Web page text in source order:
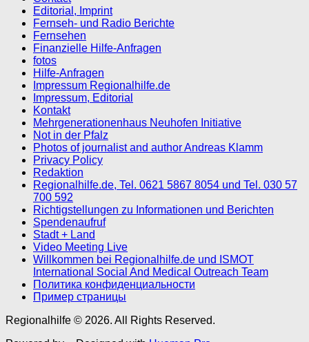
Editorial, Imprint
Fernseh- und Radio Berichte
Fernsehen
Finanzielle Hilfe-Anfragen
fotos
Hilfe-Anfragen
Impressum Regionalhilfe.de
Impressum, Editorial
Kontakt
Mehrgenerationenhaus Neuhofen Initiative
Not in der Pfalz
Photos of journalist and author Andreas Klamm
Privacy Policy
Redaktion
Regionalhilfe.de, Tel. 0621 5867 8054 und Tel. 030 57
700 592
Richtigstellungen zu Informationen und Berichten
Spendenaufruf
Stadt + Land
Video Meeting Live
Willkommen bei Regionalhilfe.de und ISMOT
International Social And Medical Outreach Team
Политика конфиденциальности
Пример страницы
Regionalhilfe © 2026. All Rights Reserved.